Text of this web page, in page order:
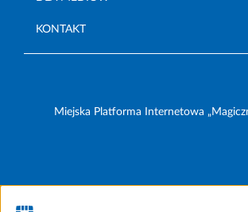
KONTAKT
Miejska Platforma Internetowa